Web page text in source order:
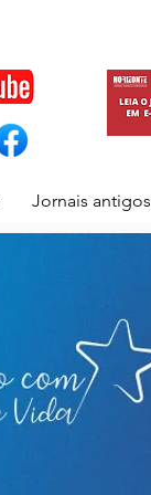
Jornais antigos